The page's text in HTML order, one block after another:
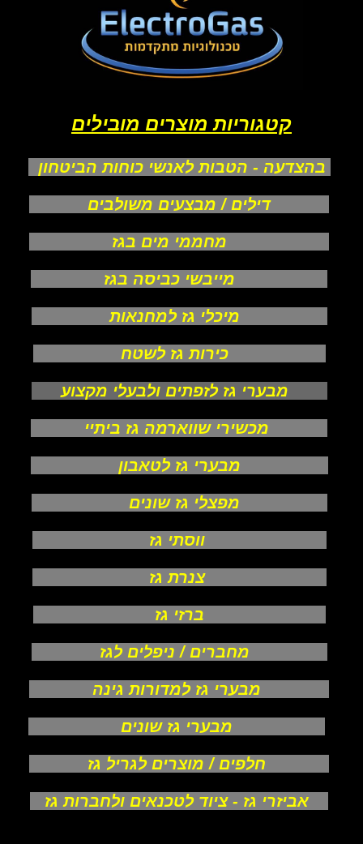
קטגוריות מוצרים מובילים
בהצדעה - הטבות לאנשי כוחות הביטחון
דילים / מבצעים משולבים
מחממי מים בגז
מייבשי כביסה בגז
מיכלי גז למחנאות
כירות גז לשטח
מבערי גז לזפתים ולבעלי מקצוע
מכשירי שווארמה גז ביתיי
מבערי גז לטאבון
מפצלי גז שונים
ווסתי גז
צנרת גז
ברזי גז
מחברים / ניפלים לגז
מבערי גז למדורות גינה
מבערי גז שונים
חלפים / מוצרים לגריל גז
אביזרי גז - ציוד לטכנאים ולחברות גז